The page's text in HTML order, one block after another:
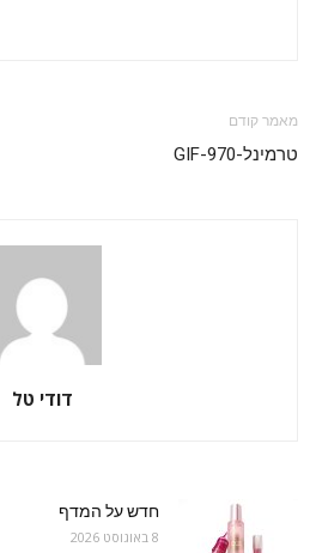
מאמר קודם
טרמינל-970-GIF
דודי טל
חדש על המדף
8 באוגוסט 2026